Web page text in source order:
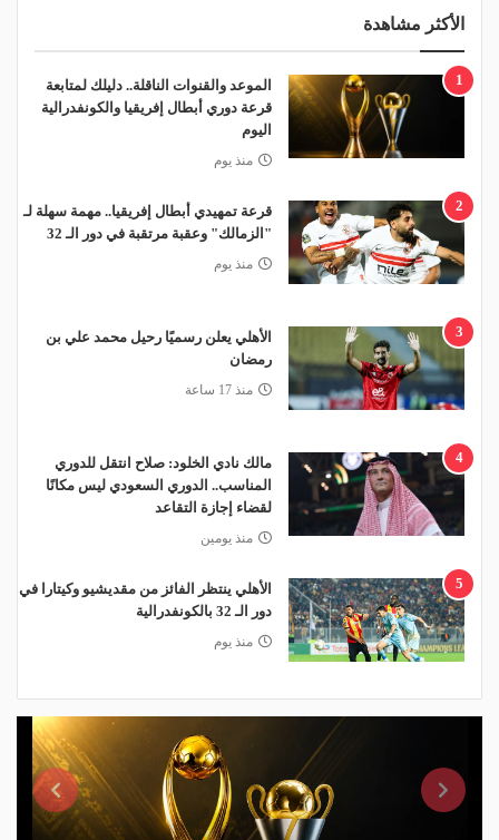
الأكثر مشاهدة
1
الموعد والقنوات الناقلة.. دليلك لمتابعة
قرعة دوري أبطال إفريقيا والكونفدرالية
اليوم
منذ يوم
2
قرعة تمهيدي أبطال إفريقيا.. مهمة سهلة لـ
"الزمالك" وعقبة مرتقبة في دور الـ 32
منذ يوم
3
الأهلي يعلن رسميًا رحيل محمد علي بن
رمضان
منذ 17 ساعة
4
مالك نادي الخلود: صلاح انتقل للدوري
المناسب.. الدوري السعودي ليس مكانًا
لقضاء إجازة التقاعد
منذ يومين
5
الأهلي ينتظر الفائز من مقديشيو وكيتارا في
دور الـ 32 بالكونفدرالية
منذ يوم